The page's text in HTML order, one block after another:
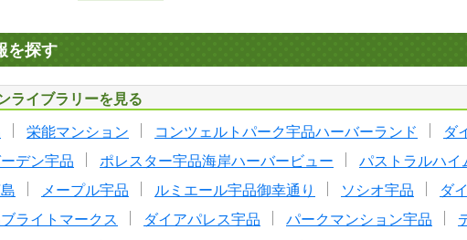
を探す
ライブラリーを見る
栄能マンション コンツェルトパーク宇品ハーバーランド
ダ
デン宇品
ポレスター宇品海岸ハーバービュー パストラルハイ
メープル宇品 ルミエール宇品御幸通り ソシオ宇品
ダ
ライトマークス
ダイアパレス宇品 パークマンション宇品